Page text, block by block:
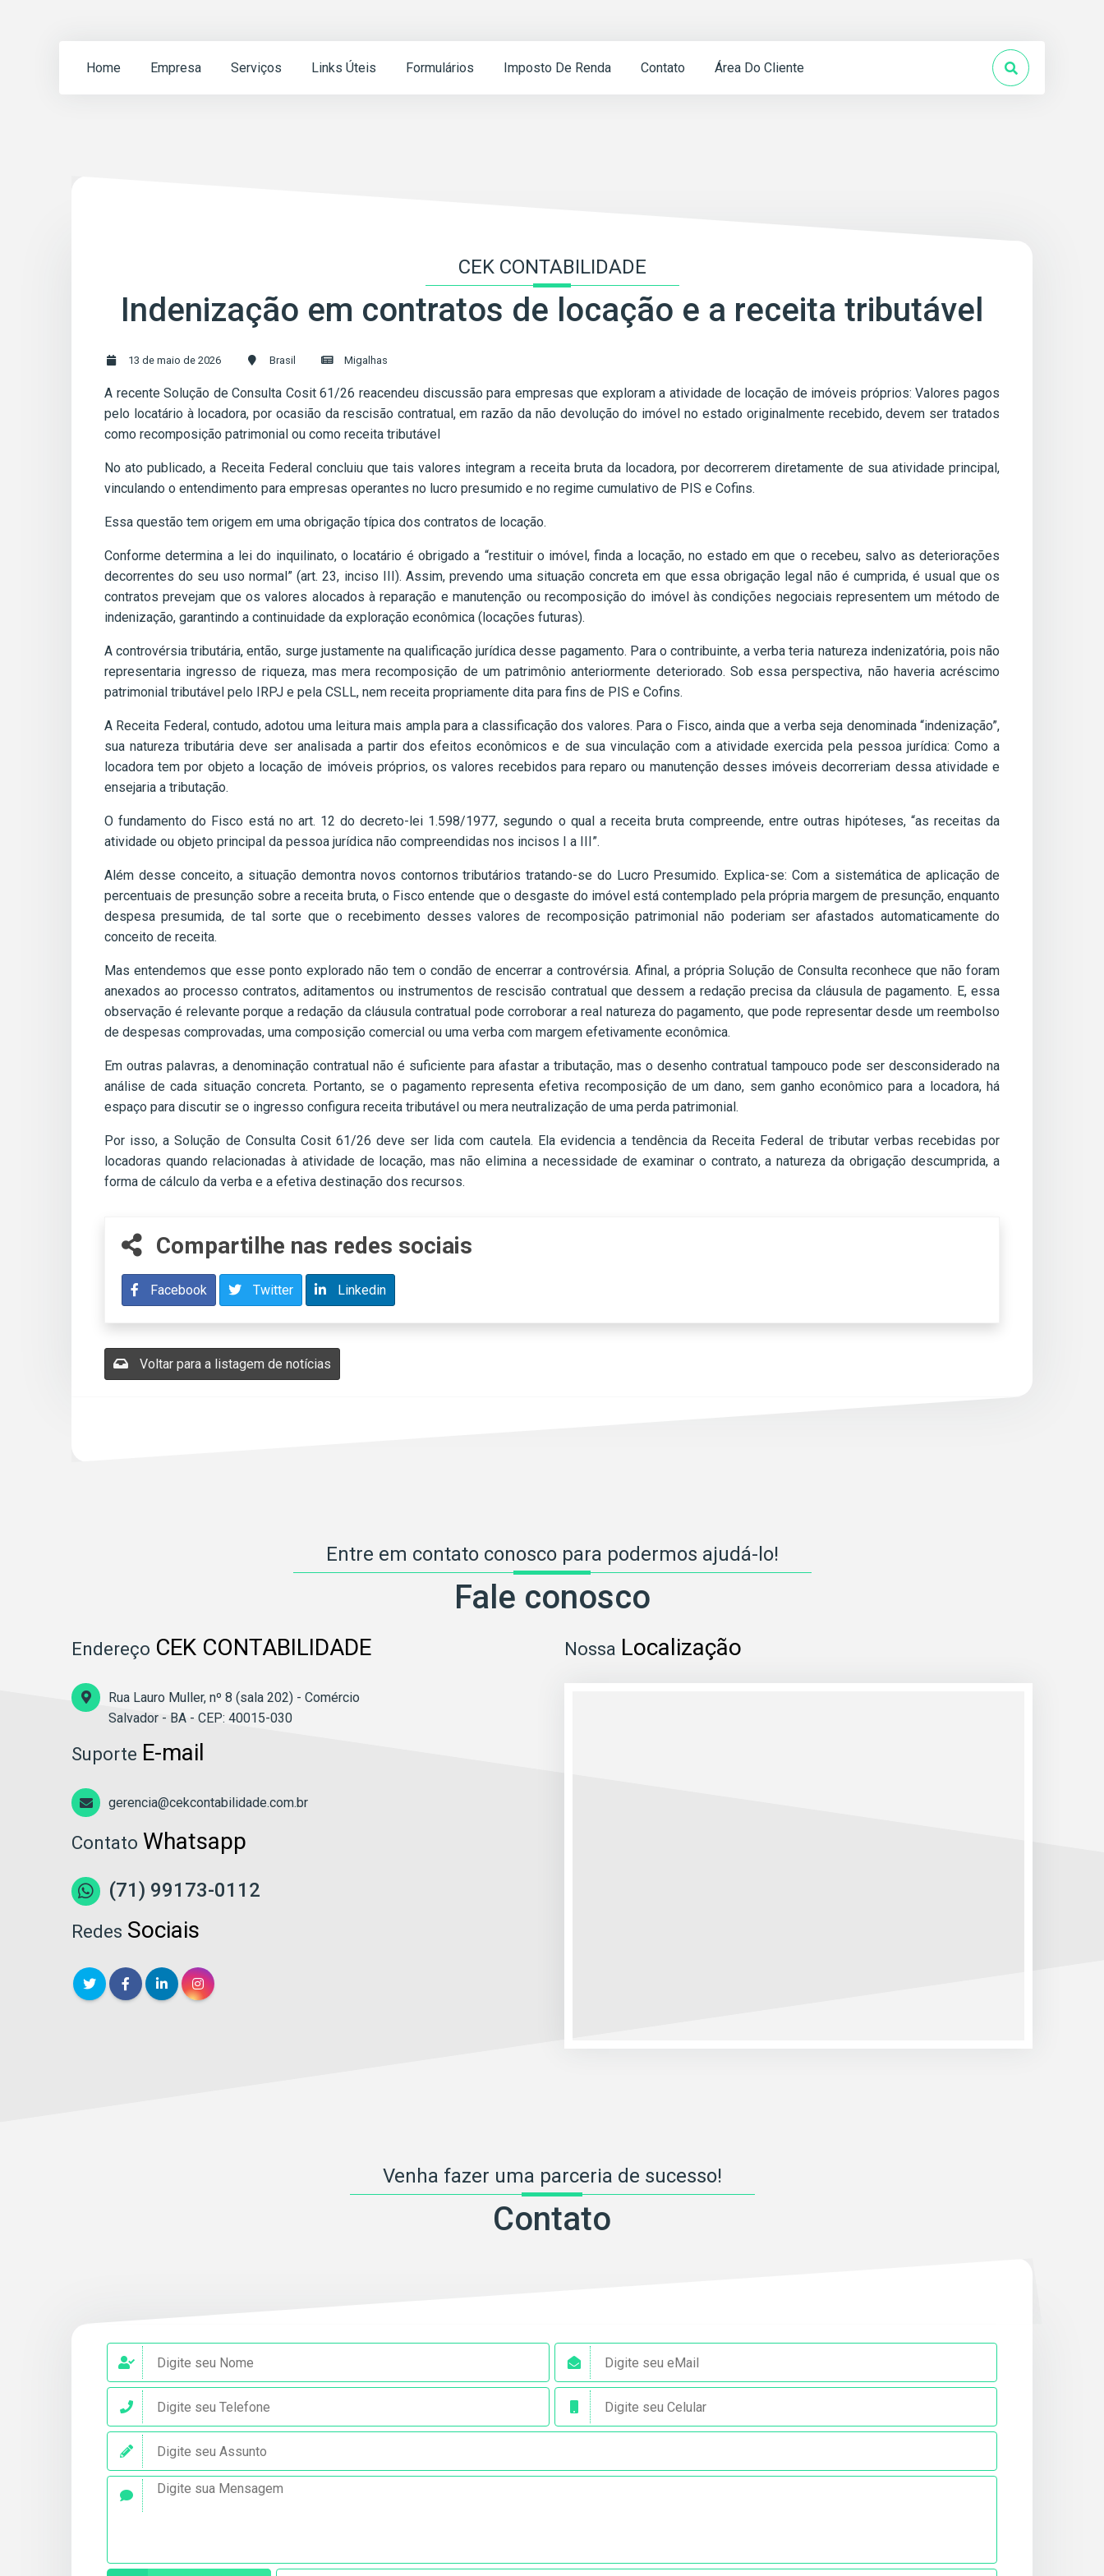
Home Empresa Serviços Links Úteis Formulários Imposto De Renda Contato Área Do Cliente
CEK CONTABILIDADE
Indenização em contratos de locação e a receita tributável
13 de maio de 2026 Brasil Migalhas
A recente Solução de Consulta Cosit 61/26 reacendeu discussão para empresas que exploram a atividade de locação de imóveis próprios: Valores pagos
pelo locatário à locadora, por ocasião da rescisão contratual, em razão da não devolução do imóvel no estado originalmente recebido, devem ser tratados
como recomposição patrimonial ou como receita tributável
No ato publicado, a Receita Federal concluiu que tais valores integram a receita bruta da locadora, por decorrerem diretamente de sua atividade principal,
vinculando o entendimento para empresas operantes no lucro presumido e no regime cumulativo de PIS e Cofins.
Essa questão tem origem em uma obrigação típica dos contratos de locação.
Conforme determina a lei do inquilinato, o locatário é obrigado a “restituir o imóvel, finda a locação, no estado em que o recebeu, salvo as deteriorações
decorrentes do seu uso normal” (art. 23, inciso III). Assim, prevendo uma situação concreta em que essa obrigação legal não é cumprida, é usual que os
contratos prevejam que os valores alocados à reparação e manutenção ou recomposição do imóvel às condições negociais representem um método de
indenização, garantindo a continuidade da exploração econômica (locações futuras).
A controvérsia tributária, então, surge justamente na qualificação jurídica desse pagamento. Para o contribuinte, a verba teria natureza indenizatória, pois não
representaria ingresso de riqueza, mas mera recomposição de um patrimônio anteriormente deteriorado. Sob essa perspectiva, não haveria acréscimo
patrimonial tributável pelo IRPJ e pela CSLL, nem receita propriamente dita para fins de PIS e Cofins.
A Receita Federal, contudo, adotou uma leitura mais ampla para a classificação dos valores. Para o Fisco, ainda que a verba seja denominada “indenização”,
sua natureza tributária deve ser analisada a partir dos efeitos econômicos e de sua vinculação com a atividade exercida pela pessoa jurídica: Como a
locadora tem por objeto a locação de imóveis próprios, os valores recebidos para reparo ou manutenção desses imóveis decorreriam dessa atividade e
ensejaria a tributação.
O fundamento do Fisco está no art. 12 do decreto-lei 1.598/1977, segundo o qual a receita bruta compreende, entre outras hipóteses, “as receitas da
atividade ou objeto principal da pessoa jurídica não compreendidas nos incisos I a III”.
Além desse conceito, a situação demontra novos contornos tributários tratando-se do Lucro Presumido. Explica-se: Com a sistemática de aplicação de
percentuais de presunção sobre a receita bruta, o Fisco entende que o desgaste do imóvel está contemplado pela própria margem de presunção, enquanto
despesa presumida, de tal sorte que o recebimento desses valores de recomposição patrimonial não poderiam ser afastados automaticamente do
conceito de receita.
Mas entendemos que esse ponto explorado não tem o condão de encerrar a controvérsia. Afinal, a própria Solução de Consulta reconhece que não foram
anexados ao processo contratos, aditamentos ou instrumentos de rescisão contratual que dessem a redação precisa da cláusula de pagamento. E, essa
observação é relevante porque a redação da cláusula contratual pode corroborar a real natureza do pagamento, que pode representar desde um reembolso
de despesas comprovadas, uma composição comercial ou uma verba com margem efetivamente econômica.
Em outras palavras, a denominação contratual não é suficiente para afastar a tributação, mas o desenho contratual tampouco pode ser desconsiderado na
análise de cada situação concreta. Portanto, se o pagamento representa efetiva recomposição de um dano, sem ganho econômico para a locadora, há
espaço para discutir se o ingresso configura receita tributável ou mera neutralização de uma perda patrimonial.
Por isso, a Solução de Consulta Cosit 61/26 deve ser lida com cautela. Ela evidencia a tendência da Receita Federal de tributar verbas recebidas por
locadoras quando relacionadas à atividade de locação, mas não elimina a necessidade de examinar o contrato, a natureza da obrigação descumprida, a
forma de cálculo da verba e a efetiva destinação dos recursos.
Compartilhe nas redes sociais
Facebook Twitter Linkedin
Voltar para a listagem de notícias
Entre em contato conosco para podermos ajudá-lo!
Fale conosco
Endereço CEK CONTABILIDADE
Rua Lauro Muller, nº 8 (sala 202) - Comércio
Salvador - BA - CEP: 40015-030
Suporte E-mail
gerencia@cekcontabilidade.com.br
Contato Whatsapp
(71) 99173-0112
Redes Sociais
Nossa Localização
Venha fazer uma parceria de sucesso!
Contato